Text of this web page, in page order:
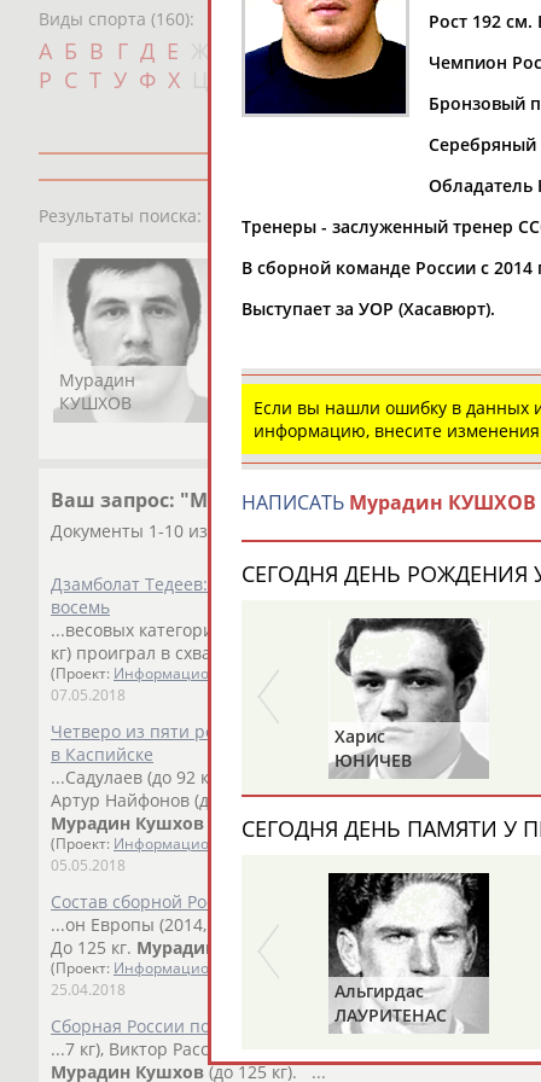
Виды спорта (160):
А Б В Г Д Е И К Л М Н О
П
Р С Т У Ф Х Ш Щ Э Ю
с
Результаты поиска: персона
Мурадин
КУШХОВ
Ваш запрос: "Мурадин КУШХОВ"
Документы 1-10 из 10 найденных уникальных документов
Дзамболат Тедеев: Немного жаль, что золотых медалей
восемь
...весовых категориях российские борцы остались без
кг) проиграл в схватке за третье место, а...
(Проект: Информационное агентство СТАДИОН)
07.05.2018
Четверо из пяти российских борцов-вольников вышли
в Каспийске
...Садулаев (до 92 кг), Гаджимурад Рашидов (до 61 кг),
Артур Найфонов (до 86 кг). ... ...(Россия) - Кирилл Мешков
Мурадин Кушхов (Россия) - Данило Картавый (Украина)
(Проект: Информационное агентство СТАДИОН
05.05.2018
Состав сборной России по вольной борьбе на ЧЕ-2018 в
...он Европы (2014, 2015). До 97 кг. Владислав Байцаев -
До 125 кг. Мурадин Кушхов
(Проект: Информационное агентство СТАДИОН
25.04.2018
Сборная России по вольной борьбе стала серебряным
...7 кг), Виктор Рассадин (до 61 кг), Халил Аминов (до 70 кг),
Мурадин Кушхов(до 125 кг). ...
Рост 192 см.
Чемпион
Бронзовый
Серебряный
Обладатель
Тренеры - заслуженный тренер
В сборной команде России с 2014
Выступает за УОР (Хасавюрт).
Если вы нашли ошибку в данных
информацию, внесите изменения
НАПИСАТЬ Мурадин КУШХОВ
СЕГОДНЯ ДЕНЬ РОЖДЕНИЯ
Харис
ЮНИЧЕВ
СЕГОДНЯ ДЕНЬ ПАМЯТИ У
Альгирдас
ЛАУРИТЕНАС